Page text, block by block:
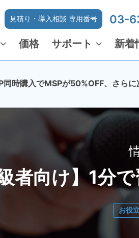
見積り・導入相談 専用番号 03-
価格 サポート 新着
時購入でMSPが50%OFF、さらに
者向け】1分
お役